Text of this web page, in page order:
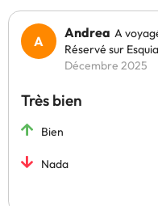
Andrea A
Réservé sur
Décembre 2025
Très bien
Bien
Nada